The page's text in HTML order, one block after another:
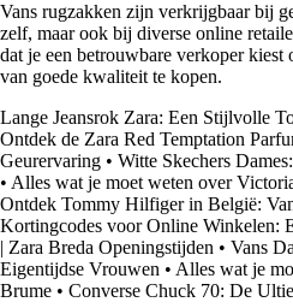
Vans rugzakken zijn verkrijgbaar bij
zelf, maar ook bij diverse online
dat je een betrouwbare verkoper kiest
van goede kwaliteit te kopen.
Lange Jeansrok Zara: Een Stijlvolle
Ontdek de Zara Red Temptation
Geurervaring • Witte Skechers
• Alles wat je moet weten over
Ontdek Tommy Hilfiger in België:
Kortingcodes voor Online Winkelen:
| Zara Breda Openingstijden • Vans
Eigentijdse Vrouwen • Alles wat je
Brume • Converse Chuck 70: De